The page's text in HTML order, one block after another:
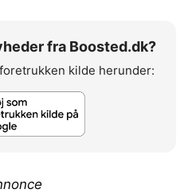
fra Boosted.dk?
kilde herunder: